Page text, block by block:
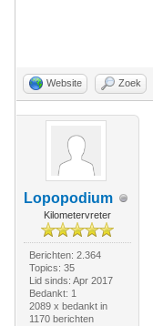
Website Zoek
Lopopodium
Kilometervreter
Berichten: 2.364
Topics: 35
Lid sinds: Apr 2017
Bedankt: 1
2089 x bedankt in
1170 berichten